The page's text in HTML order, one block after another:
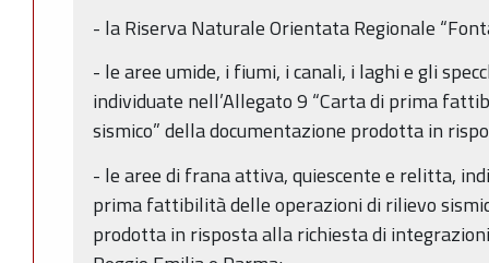
- la Riserva Naturale Orientata Regionale
- le aree umide, i fiumi, i canali, i laghi e gli
individuate nell’Allegato 9 “Carta di prima
sismico” della documentazione prodotta in
- le aree di frana attiva, quiescente e relitta,
prima fattibilità delle operazioni di rilievo
prodotta in risposta alla richiesta di